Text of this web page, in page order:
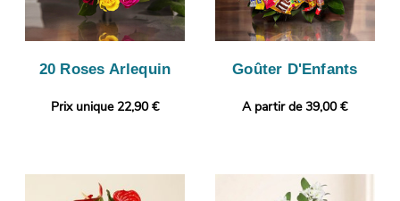
20 Roses Arlequin
Prix unique 22,90 €
Goûter D'Enfants
A partir de 39,00 €